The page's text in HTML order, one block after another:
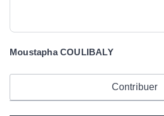
Moustapha COULIBALY
Contribuer